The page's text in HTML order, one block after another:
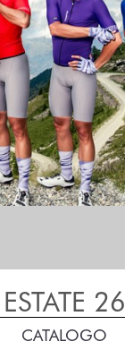
ESTATE 26
CATALOGO